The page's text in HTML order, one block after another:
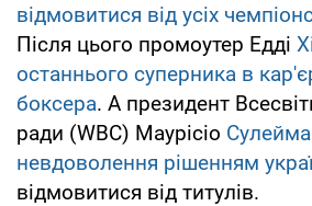
відмовитися від усіх
Після цього промоутер Едді
останнього суперника в
боксера. А президент
ради (WBC) Маурісіо
невдоволення рішенням
відмовитися від титулів.